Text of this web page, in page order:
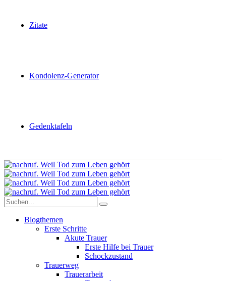
Zitate
Kondolenz-Generator
Gedenktafeln
Blogthemen
Erste Schritte
Akute Trauer
Erste Hilfe bei Trauer
Schockzustand
Trauerweg
Trauerarbeit